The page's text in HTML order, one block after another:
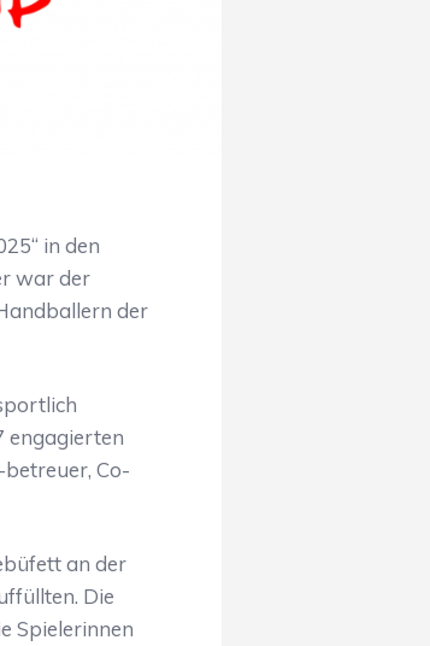
in den
war der
der
engagierten
Co-
an der
Die
Spielerinnen